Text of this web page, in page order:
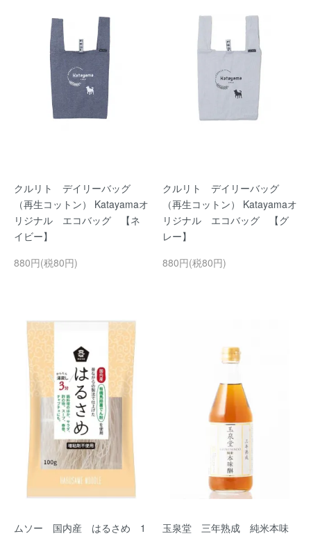
クルリト デイリーバッグ
（再生コットン） Katayamaオ
リジナル エコバッグ 【ネ
イビー】
880円(税80円)
クルリト デイリーバッグ
（再生コットン） Katayamaオ
リジナル エコバッグ 【グ
レー】
880円(税80円)
ムソー 国内産 はるさめ 1
玉泉堂 三年熟成 純米本味